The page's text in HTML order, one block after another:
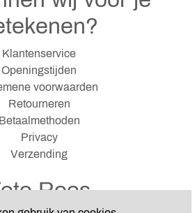
Klantenservice
Openingstijden
voorwaarden
Retourneren
Betaalmethoden
Privacy
Verzending
Roos